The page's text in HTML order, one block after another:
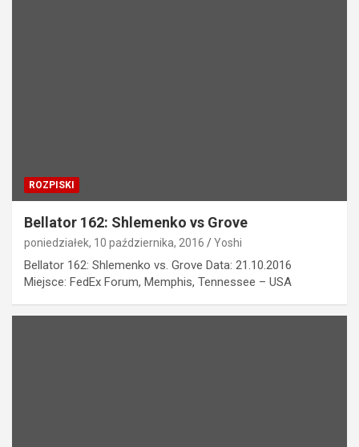
ROZPISKI
Bellator 162: Shlemenko vs Grove
poniedziałek, 10 października, 2016 Yoshi
Bellator 162: Shlemenko vs. Grove Data: 21.10.2016
Miejsce: FedEx Forum, Memphis, Tennessee – USA